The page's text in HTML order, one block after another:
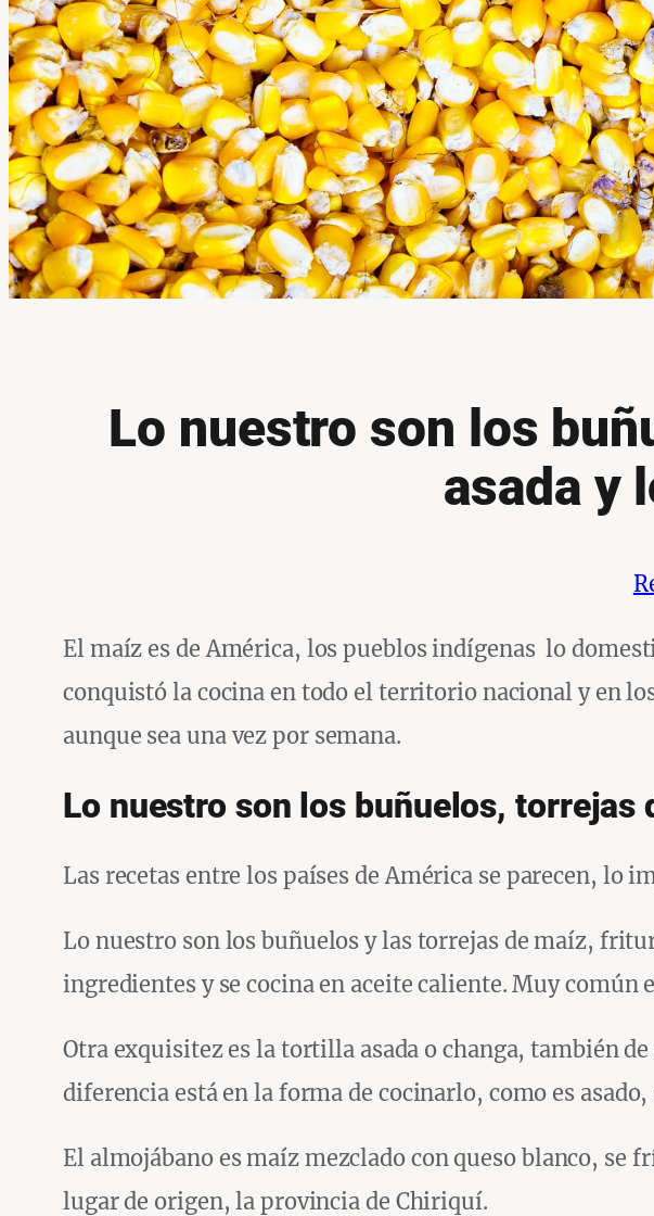
Lo nuestro son los
asada y
El maíz es de América, los pueblos indígenas lo
conquistó la cocina en todo el territorio nacional y en
aunque sea una vez por semana.
Lo nuestro son los buñuelos,
Las recetas entre los países de América se parecen, lo
Lo nuestro son los buñuelos y las torrejas de maíz,
ingredientes y se cocina en aceite caliente. Muy
Otra exquisitez es la tortilla asada o changa, también
diferencia está en la forma de cocinarlo, como es
El almojábano es maíz mezclado con queso blanco, se
lugar de origen, la provincia de Chiriquí.